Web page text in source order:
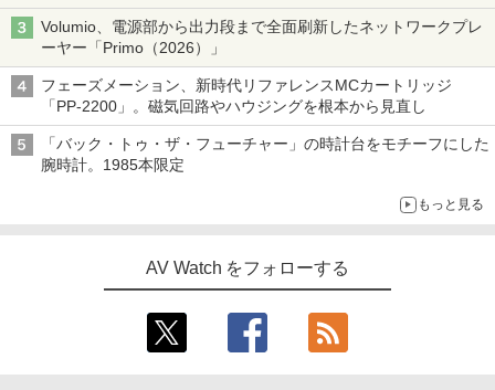
「Galaxy Z Fold」
Volumio、電源部から出力段まで全面刷新したネットワークプレ
ーヤー「Primo（2026）」
フェーズメーション、新時代リファレンスMCカートリッジ
「PP-2200」。磁気回路やハウジングを根本から見直し
「バック・トゥ・ザ・フューチャー」の時計台をモチーフにした
腕時計。1985本限定
もっと見る
AV Watch をフォローする